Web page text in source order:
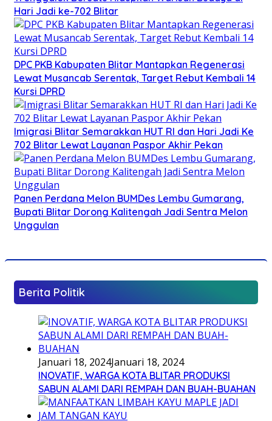
Hari Jadi ke-702 Blitar
DPC PKB Kabupaten Blitar Mantapkan Regenerasi
Lewat Musancab Serentak, Target Rebut Kembali 14
Kursi DPRD
Imigrasi Blitar Semarakkan HUT RI dan Hari Jadi Ke
702 Blitar Lewat Layanan Paspor Akhir Pekan
Panen Perdana Melon BUMDes Lembu Gumarang,
Bupati Blitar Dorong Kalitengah Jadi Sentra Melon
Unggulan
Berita Politik
Januari 18, 2024Januari 18, 2024
INOVATIF, WARGA KOTA BLITAR PRODUKSI
SABUN ALAMI DARI REMPAH DAN BUAH-BUAHAN